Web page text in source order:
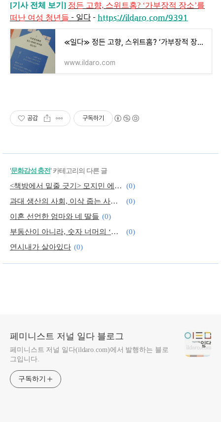
[기사 전체 보기] 정든 고향, 스위트홈? ‘가부장적 장소’를
떠난 여성 청년들 - 일다 - https://ildaro.com/9391
≪일다≫ 정든 고향, 스위트홈? ‘가부장적 장소’를 떠난 여성 청년들
www.ildaro.com
공감 구독하기
'문화감성 충전' 카테고리의 다른 글
<책방에서 밑줄 긋기> 모지민 에세이 『털 난 물고기 모어』
(0)
과대 생산의 사회, 이삭 줍는 사람들
(0)
이혼 선언한 엄마와 네 딸들 (0)
부동산이 아니라, 숫자 너머의 ‘집’을 보는 방법
(0)
연시내가 살아있다 (0)
달콤살벌한 사랑과 우정, ‘프라이드’ 가득한 영화/드라마
(0)
페미니스트 저널 일다 블로그
페미니스트 저널 일다(ildaro.com)에서 발행하는 블로
그입니다.
구독하기